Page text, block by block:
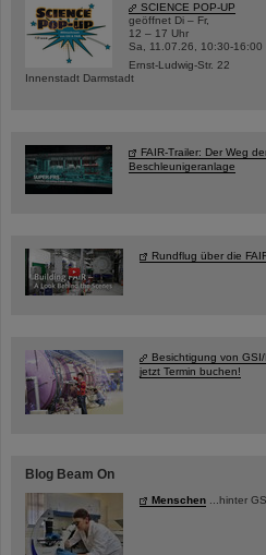
SCIENCE POP-UP
geöffnet Di – Fr,
12 – 17 Uhr
Sa, 11.07.26, 10:30-16:00
Ernst-Ludwig-Str. 22
Innenstadt Darmstadt
FAIR-Trailer: Der Weg
Beschleunigeranlage
Rundflug über die
Besichtigung von GSI/
jetzt Termin buchen!
Blog Beam On
Menschen ...hinter